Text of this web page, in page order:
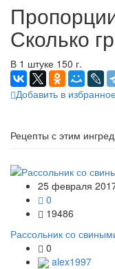
Сколько
В 1 штуке 150 г.
Добавить в
Рецепты с этим
25 февраля
0
19486
Рассольник со
0
alex1997